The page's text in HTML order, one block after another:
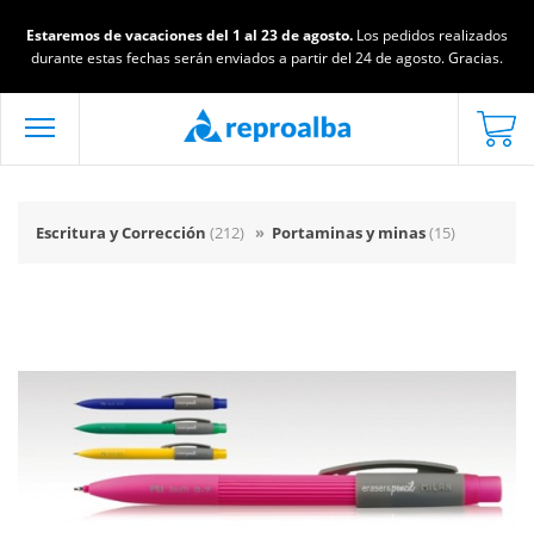
Estaremos de vacaciones del 1 al 23 de agosto. Los pedidos realizados
durante estas fechas serán enviados a partir del 24 de agosto. Gracias.
Escritura y Corrección (212) » Portaminas y minas(15)